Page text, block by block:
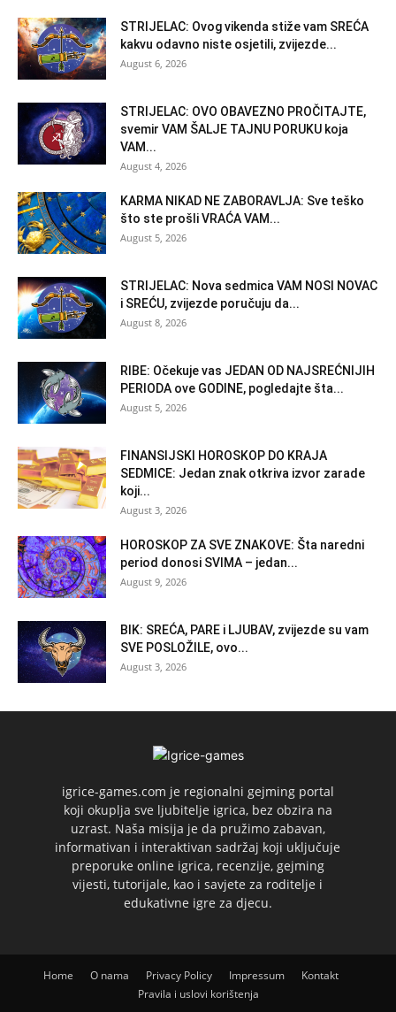
STRIJELAC: Ovog vikenda stiže vam SREĆA
kakvu odavno niste osjetili, zvijezde...
August 6, 2026
STRIJELAC: OVO OBAVEZNO PROČITAJTE,
svemir VAM ŠALJE TAJNU PORUKU koja
VAM...
August 4, 2026
KARMA NIKAD NE ZABORAVLJA: Sve teško
što ste prošli VRAĆA VAM...
August 5, 2026
STRIJELAC: Nova sedmica VAM NOSI NOVAC
i SREĆU, zvijezde poručuju da...
August 8, 2026
RIBE: Očekuje vas JEDAN OD NAJSREĆNIJIH
PERIODA ove GODINE, pogledajte šta...
August 5, 2026
FINANSIJSKI HOROSKOP DO KRAJA
SEDMICE: Jedan znak otkriva izvor zarade
koji...
August 3, 2026
HOROSKOP ZA SVE ZNAKOVE: Šta naredni
period donosi SVIMA – jedan...
August 9, 2026
BIK: SREĆA, PARE i LJUBAV, zvijezde su vam
SVE POSLOŽILE, ovo...
August 3, 2026
igrice-games.com je regionalni gejming portal
koji okuplja sve ljubitelje igrica, bez obzira na
uzrast. Naša misija je da pružimo zabavan,
informativan i interaktivan sadržaj koji uključuje
preporuke online igrica, recenzije, gejming
vijesti, tutorijale, kao i savjete za roditelje i
edukativne igre za djecu.
Home O nama Privacy Policy Impressum
Kontakt
Pravila i uslovi korištenja